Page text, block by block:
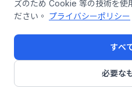
ズのため Cookie 等の技術を使
ださい。 プライバシーポリシー
すべ
必要な
か
無料診断